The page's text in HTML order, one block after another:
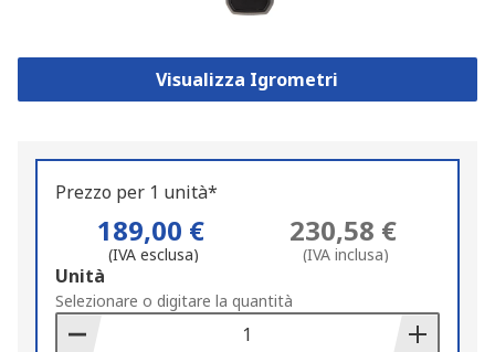
Visualizza Igrometri
Prezzo per 1 unità*
189,00 €
(IVA esclusa)
230,58 €
(IVA inclusa)
Add
to
Basket
Unità
Selezionare o digitare la quantità